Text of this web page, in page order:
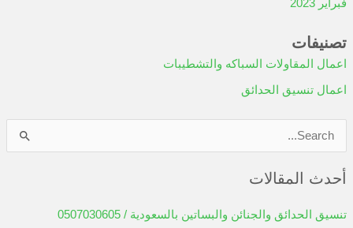
فبراير 2023
تصنيفات
اعمال المقاولات السباكه والتشطيبات
اعمال تنسيق الحدائق
بأحدث المقالات
تنسيق الحدائق والجنائن والبساتين بالسعودية / 0507030605